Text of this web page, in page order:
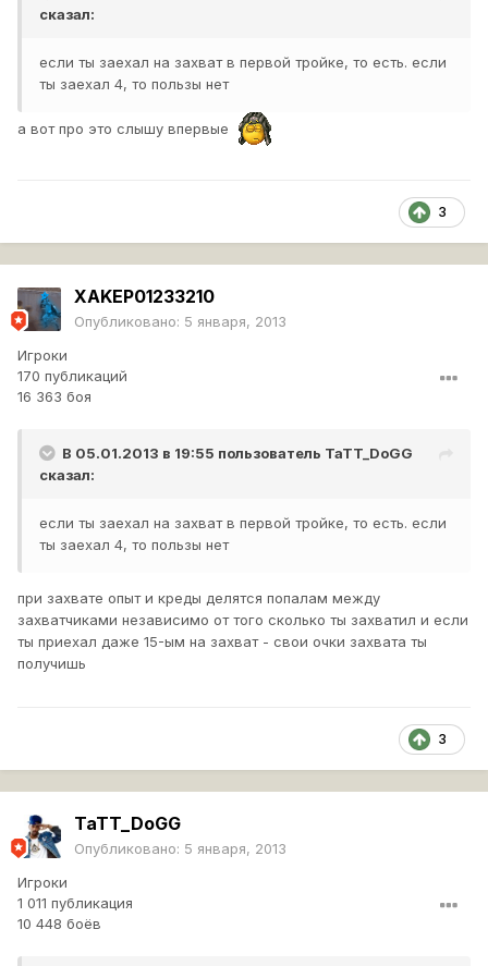
сказал:
если ты заехал на захват в первой тройке, то есть. если
ты заехал 4, то пользы нет
а вот про это слышу впервые
3
XAKEP01233210
Опубликовано: 5 января, 2013
Игроки
170 публикаций
16 363 боя
В 05.01.2013 в 19:55 пользователь TaTT_DoGG
сказал:
если ты заехал на захват в первой тройке, то есть. если
ты заехал 4, то пользы нет
при захвате опыт и креды делятся попалам между
захватчиками независимо от того сколько ты захватил и если
ты приехал даже 15-ым на захват - свои очки захвата ты
получишь
3
TaTT_DoGG
Опубликовано: 5 января, 2013
Игроки
1 011 публикация
10 448 боёв